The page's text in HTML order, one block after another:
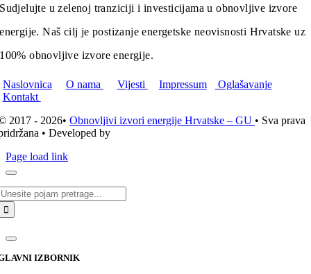
Sudjelujte u zelenoj tranziciji i investicijama u obnovljive izvore
energije. Naš cilj je postizanje energetske neovisnosti Hrvatske uz
100% obnovljive izvore energije.
Naslovnica O nama Vijesti Impressum
Oglašavanje
Kontakt
2017 - 2026•Obnovljivi izvori energije Hrvatske – GU • Sva prava
• Developed by
Page load link
IZBORNIK